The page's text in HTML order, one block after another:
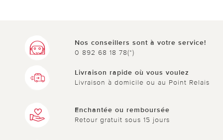
Nos conseillers sont à votre service!
0 892 68 18 78(*)
Livraison rapide où vous voulez
Livraison à domicile ou au Point Relais
Enchantée ou remboursée
Retour gratuit sous 15 jours